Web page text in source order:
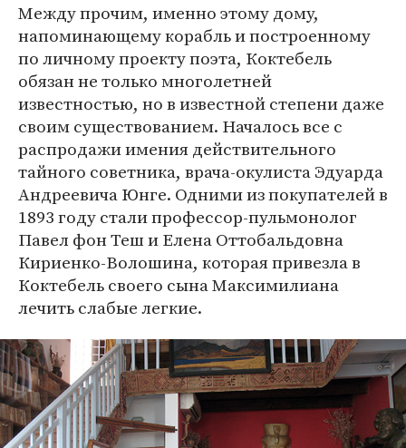
Между прочим, именно этому дому,
напоминающему корабль и построенному
по личному проекту поэта, Коктебель
обязан не только многолетней
известностью, но в известной степени даже
своим существованием. Началось все с
распродажи имения действительного
тайного советника, врача-окулиста Эдуарда
Андреевича Юнге. Одними из покупателей в
1893 году стали профессор-пульмонолог
Павел фон Теш и Елена Оттобальдовна
Кириенко-Волошина, которая привезла в
Коктебель своего сына Максимилиана
лечить слабые легкие.